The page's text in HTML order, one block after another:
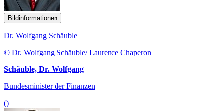
Bildinformationen
Dr. Wolfgang Schäuble
© Dr. Wolfgang Schäuble/ Laurence Chaperon
Schäuble, Dr. Wolfgang
Bundesminister der Finanzen
()